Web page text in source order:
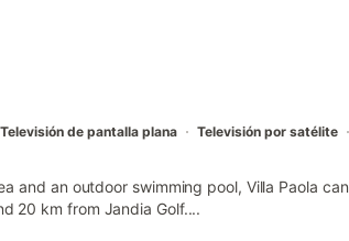
Televisión de pantalla plana
Televisión por satélite
and an outdoor swimming pool, Villa Paola can
20 km from Jandia Golf....